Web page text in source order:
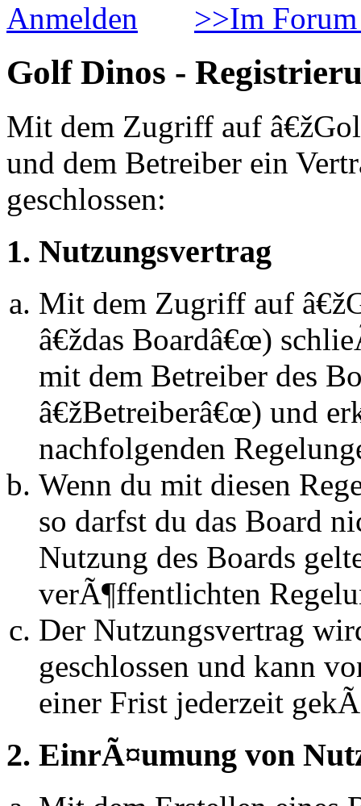
Anmelden >>Im
Golf Dinos -
Mit dem Zugriff auf
und dem Betreiber ein
geschlossen:
1. Nutzungsvertrag
Mit dem Zugriff auf
â€ždas Boardâ€œ)
mit dem Betreiber des
â€žBetreiberâ€œ) und
nachfolgenden
Wenn du mit diesen
so darfst du das Board
Nutzung des Boards
verÃ¶ffentlichten
Der Nutzungsvertrag
geschlossen und kann
einer Frist jederzeit
2. EinrÃ¤umung von